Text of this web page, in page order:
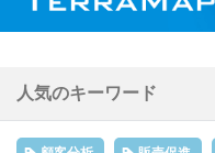
人気のキーワード